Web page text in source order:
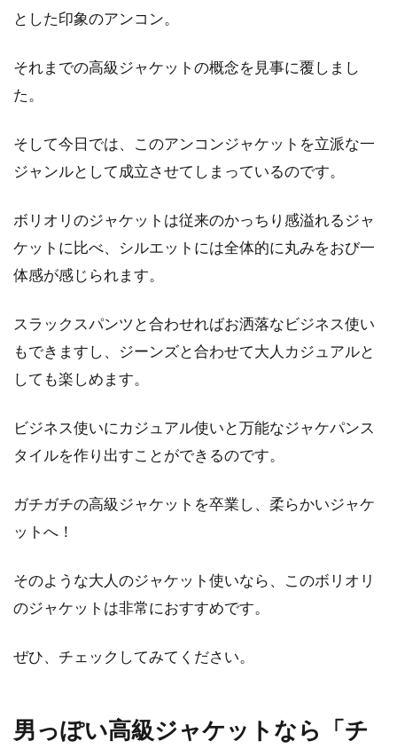
とした印象のアンコン。
それまでの高級ジャケットの概念を見事に覆しまし
た。
そして今日では、このアンコンジャケットを立派な一
ジャンルとして成立させてしまっているのです。
ボリオリのジャケットは従来のかっちり感溢れるジャ
ケットに比べ、シルエットには全体的に丸みをおび一
体感が感じられます。
スラックスパンツと合わせればお洒落なビジネス使い
もできますし、ジーンズと合わせて大人カジュアルと
しても楽しめます。
ビジネス使いにカジュアル使いと万能なジャケパンス
タイルを作り出すことができるのです。
ガチガチの高級ジャケットを卒業し、柔らかいジャケ
ットへ！
そのような大人のジャケット使いなら、このボリオリ
のジャケットは非常におすすめです。
ぜひ、チェックしてみてください。
男っぽい高級ジャケットなら「チ